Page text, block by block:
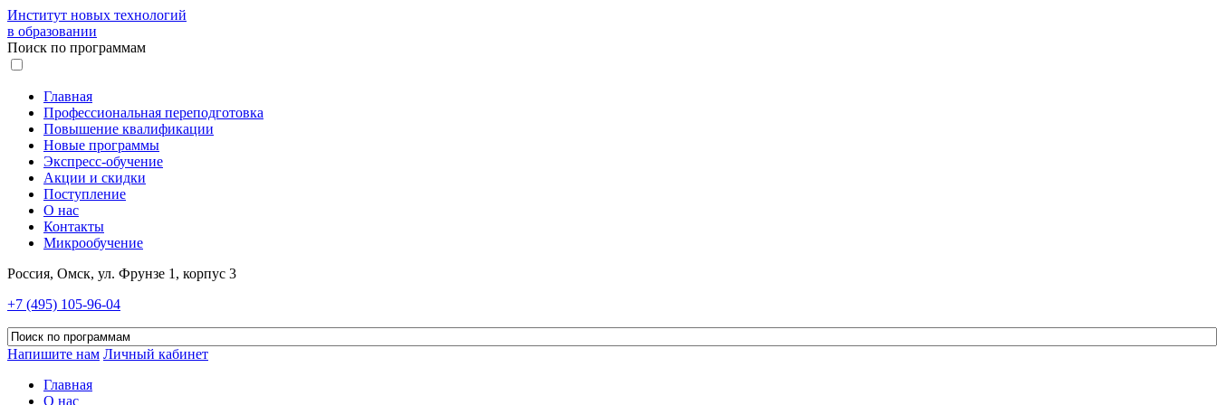
Институт новых технологий
в образовании
Поиск по программам
Главная
Профессиональная переподготовка
Повышение квалификации
Новые программы
Экспресс-обучение
Акции и скидки
Поступление
О нас
Контакты
Микрообучение
Россия, Омск, ул. Фрунзе 1, корпус 3
+7 (495) 105-96-04
Напишите нам Личный кабинет
Главная
О нас